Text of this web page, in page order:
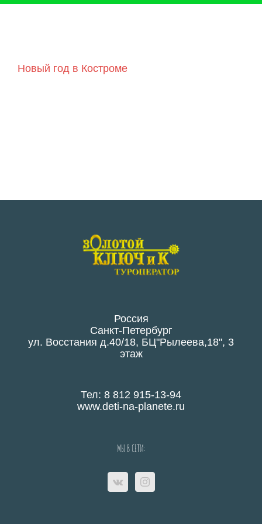
Новый год в Костроме
Россия
Санкт-Петербург
ул. Восстания д.40/18, БЦ"Рылеева,18", 3
этаж
Тел: 8 812 915-13-94
www.deti-na-planete.ru
МЫ В СЕТИ: